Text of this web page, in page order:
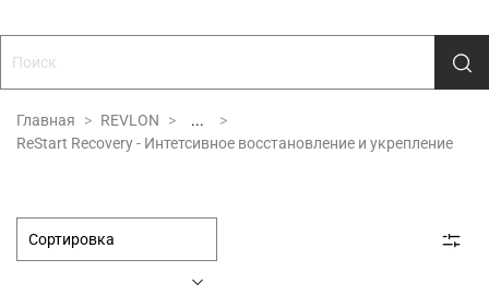
Главная REVLON
...
ReStart Recovery - Интетсивное восстановление и укрепление